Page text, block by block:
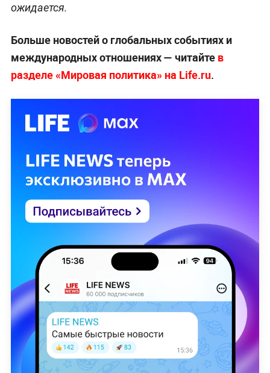
ожидается.
Больше новостей о глобальных событиях и
международных отношениях — читайте в
разделе «Мировая политика» на Life.ru.